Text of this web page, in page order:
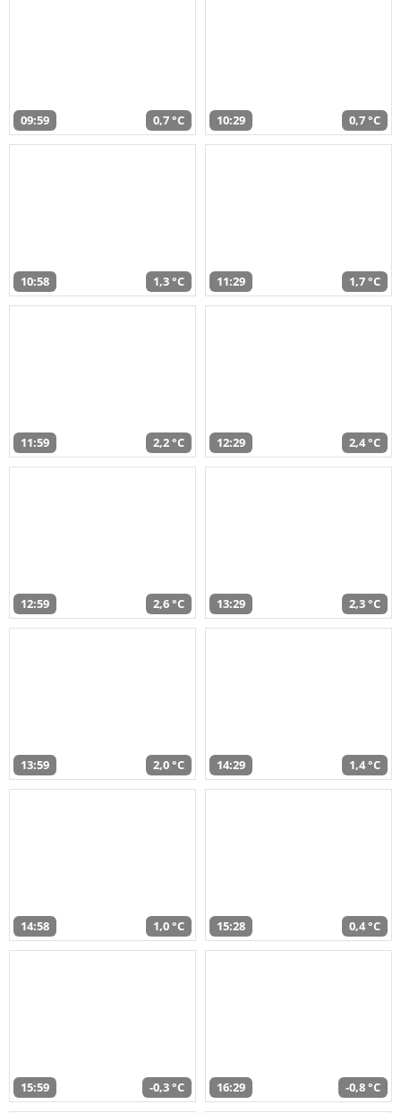
09:59 0,7 °C 10:29 0,7 °C
10:58 1,3 °C 11:29 1,7 °C
11:59 2,2 °C 12:29 2,4 °C
12:59 2,6 °C 13:29 2,3 °C
13:59 2,0 °C 14:29 1,4 °C
14:58 1,0 °C 15:28 0,4 °C
15:59 -0,3 °C 16:29 -0,8 °C